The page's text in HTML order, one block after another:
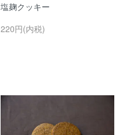
塩麹クッキー
220円(内税)